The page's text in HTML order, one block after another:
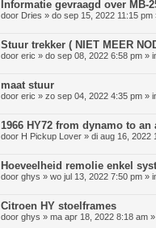
Informatie gevraagd over MB-
door Dries » do sep 15, 2022 11:15 pm
Stuur trekker ( NIET MEER
door eric » do sep 08, 2022 6:58 pm »
maat stuur
door eric » zo sep 04, 2022 4:35 pm »
1966 HY72 from dynamo to an
door H Pickup Lover » di aug 16, 2022
Hoeveelheid remolie enkel
door ghys » wo jul 13, 2022 7:50 pm »
Citroen HY stoelframes
door ghys » ma apr 18, 2022 8:18 am